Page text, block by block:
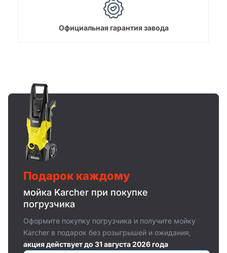
Официальная гарантия завода
Подарок каждому
мойка Karcher при покупке
погрузчика
Оформите покупку погрузчика и получите мойку
Karcher в подарок без розыгрышей и ожидания,
акция действует до 31 августа 2026 года